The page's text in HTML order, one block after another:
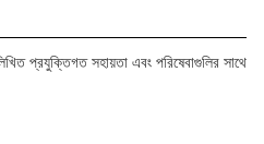
প্রযুক্তিগত সহায়তা এবং পরিষেবাগুলির সাথে